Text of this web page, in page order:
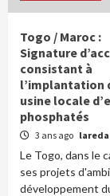
Togo / Maroc :
Signature
consistant à
l’implantation
usine locale
phosphatés
3 ans ago
Le Togo, dans le
ses projets
développement